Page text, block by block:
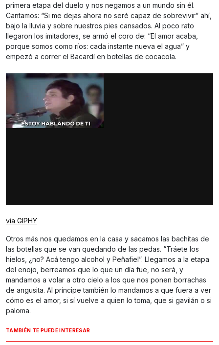
primera etapa del duelo y nos negamos a un mundo sin él.
Cantamos: “Si me dejas ahora no seré capaz de sobrevivir” ahí,
bajo la lluvia y sobre nuestros pies cansados. Al poco rato
llegaron los imitadores, se armó el coro de: “El amor acaba,
porque somos como ríos: cada instante nueva el agua” y
empezó a correr el Bacardí en botellas de cocacola.
via GIPHY
Otros más nos quedamos en la casa y sacamos las bachitas de
las botellas que se van quedando de las pedas. “Tráete los
hielos, ¿no? Acá tengo alcohol y Peñafiel”. Llegamos a la etapa
del enojo, berreamos que lo que un día fue, no será, y
mandamos a volar a otro cielo a los que nos ponen borrachas
de angusita. Al príncipe también lo mandamos a que fuera a ver
cómo es el amor, si sí vuelve a quien lo toma, que si gavilán o si
paloma.
TAMBIÉN TE PUEDE INTERESAR